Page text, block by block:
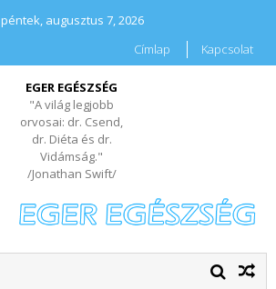
péntek, augusztus 7, 2026
Címlap
Kapcsolat
EGER EGÉSZSÉG
"A világ legjobb
orvosai: dr. Csend,
dr. Diéta és dr.
Vidámság."
/Jonathan Swift/